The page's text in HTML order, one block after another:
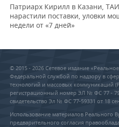
Патриарх Кирилл в Казани,
нарастили поставки, уловки
недели от «7 дней»
© 2015 - 2026 Сетевое издание
Федеральной службой по надзору в
технологий и массовых коммуникаций
регистрационный номер ЭЛ № ФС 77 -
свидетельство Эл № ФС 77-59331 от 18
Использование материалов Реального
предварительного согласия